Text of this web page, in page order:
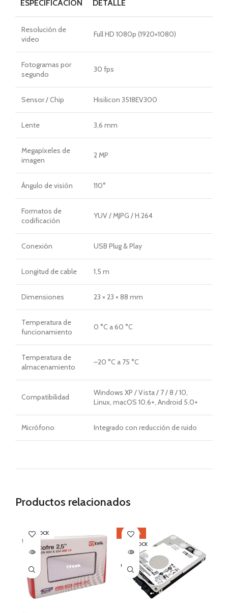
ESPECIFICACIÓN DETALLE
Resolución de
video
Full HD 1080p (1920×1080)
Fotogramas por
segundo
30 fps
Sensor / Chip Hisilicon 3518EV300
Lente 3,6 mm
Megapíxeles de
imagen
2 MP
Ángulo de visión 110°
Formatos de
codificación
YUV / MJPG / H.264
Conexión USB Plug & Play
Longitud de cable 1,5 m
Dimensiones 23 × 23 × 88 mm
Temperatura de
funcionamiento
0 °C a 60 °C
Temperatura de
almacenamiento
–20 °C a 75 °C
Compatibilidad
Windows XP / Vista / 7 / 8 / 10,
Linux, macOS 10.6+, Android 5.0+
Micrófono Integrado con reducción de ruido
Productos relacionados
SIN STOCK
OFERTA
SIN STOCK